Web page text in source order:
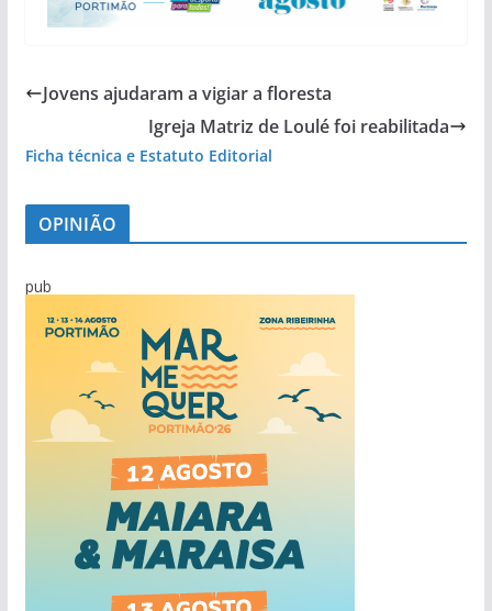
Jovens ajudaram a vigiar a floresta
Igreja Matriz de Loulé foi reabilitada
Ficha técnica e Estatuto Editorial
OPINIÃO
pub